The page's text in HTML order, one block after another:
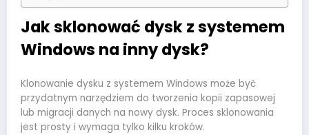
Jak sklonować dysk z systemem
Windows na inny dysk?
Klonowanie dysku z systemem Windows może być
przydatnym narzędziem do tworzenia kopii zapasowej
lub migracji danych na nowy dysk. Proces sklonowania
jest prosty i wymaga tylko kilku kroków.